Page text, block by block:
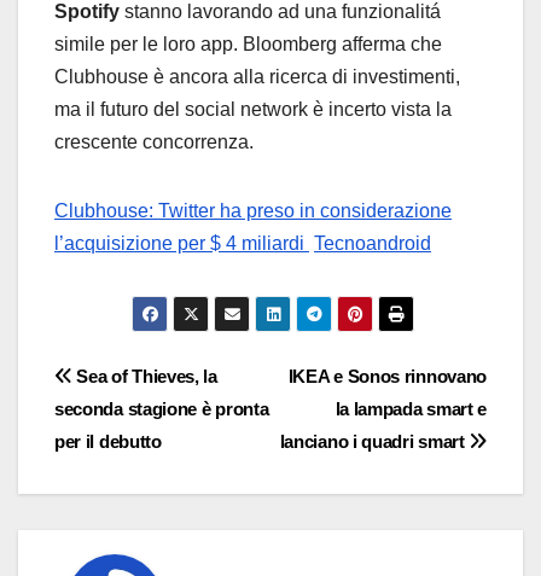
Spotify stanno lavorando ad una funzionalitá
simile per le loro app. Bloomberg afferma che
Clubhouse è ancora alla ricerca di investimenti,
ma il futuro del social network è incerto vista la
crescente concorrenza.
Clubhouse: Twitter ha preso in considerazione
l’acquisizione per $ 4 miliardi Tecnoandroid
Navigazione
articoli
IKEA e Sonos rinnovano
la lampada smart e
lanciano i quadri smart
Sea of Thieves, la
seconda stagione è pronta
per il debutto